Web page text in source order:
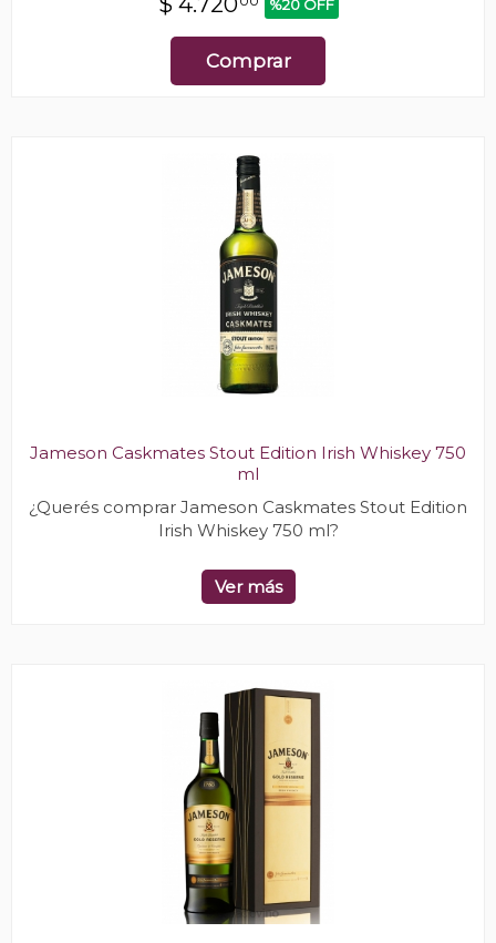
%20 OFF
Comprar
Jameson Caskmates Stout Edition Irish Whiskey 750
ml
¿Querés comprar Jameson Caskmates Stout Edition
Irish Whiskey 750 ml?
Ver más